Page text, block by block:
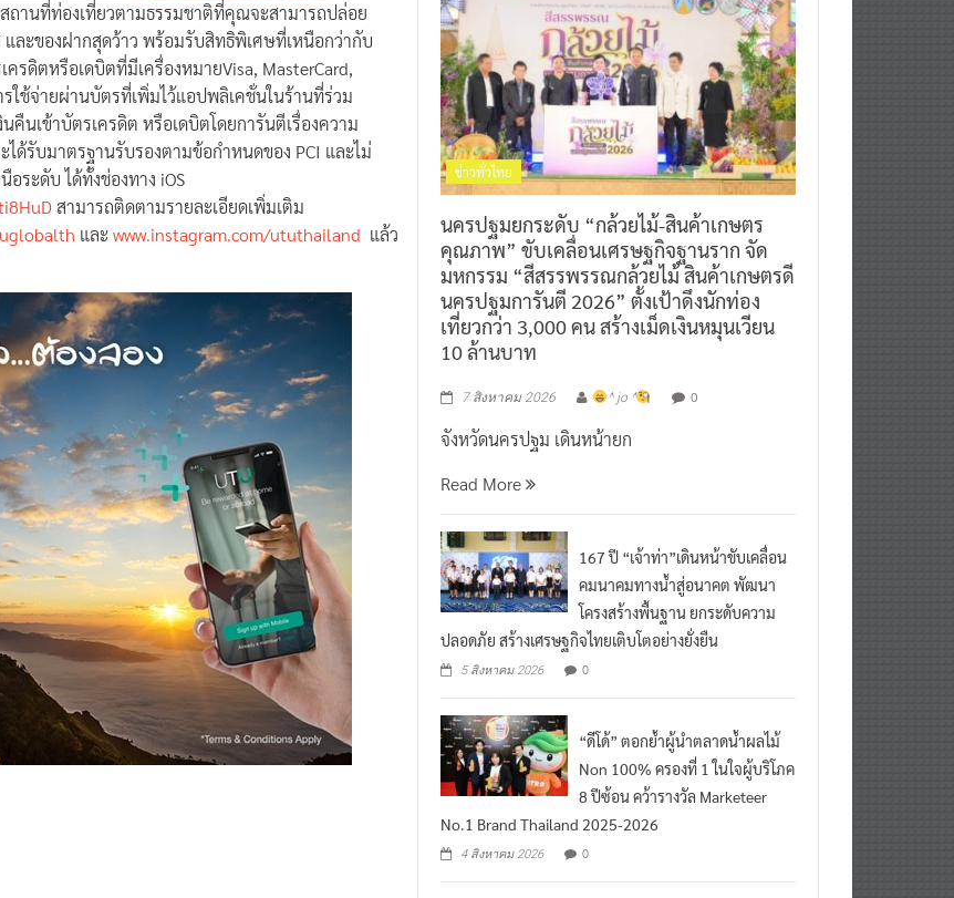
ถานที่ท่องเที่ยวตามธรรมชาติที่คุณจะสามารถปล่อย
ละของฝากสุดว้าว พร้อมรับสิทธิพิเศษที่เหนือกว่ากับ
รดิตหรือเดบิตที่มีเครื่องหมายVisa, MasterCard,
ช้จ่ายผ่านบัตรที่เพิ่มไว้แอปพลิเคชั่นในร้านที่ร่วม
คืนเข้าบัตรเครดิต หรือเดบิตโดยการันตีเรื่องความ
ด้รับมาตรฐานรับรองตามข้อกำหนดของ PCI และไม่
ระดับ ได้ทั้งช่องทาง iOS
สามารถติดตามรายละเอียดเพิ่มเติม
และwww.instagram.com/ututhailand แล้ว
ข่าวทั่วไทย
นครปฐมยกระดับ “กล้วยไม้-สินค้าเกษตร
คุณภาพ” ขับเคลื่อนเศรษฐกิจฐานราก จัด
มหกรรม “สีสรรพรรณกล้วยไม้ สินค้าเกษตรดี
นครปฐมการันตี 2026” ตั้งเป้าดึงนักท่อง
เที่ยวกว่า 3,000 คน สร้างเม็ดเงินหมุนเวียน
10 ล้านบาท
7 สิงหาคม 2026 ^ jo ^ 0
จังหวัดนครปฐม เดินหน้ายก
Read More
167 ปี “เจ้าท่า”เดินหน้าขับเคลื่อน
คมนาคมทางน้ำสู่อนาคต พัฒนา
โครงสร้างพื้นฐาน ยกระดับความ
ปลอดภัย สร้างเศรษฐกิจไทยเติบโตอย่างยั่งยืน
5 สิงหาคม 2026 0
“ดีโด้” ตอกย้ำผู้นำตลาดน้ำผลไม้
Non 100% ครองที่ 1 ในใจผู้บริโภค
8 ปีซ้อน คว้ารางวัล Marketeer
No.1 Brand Thailand 2025-2026
4 สิงหาคม 2026 0